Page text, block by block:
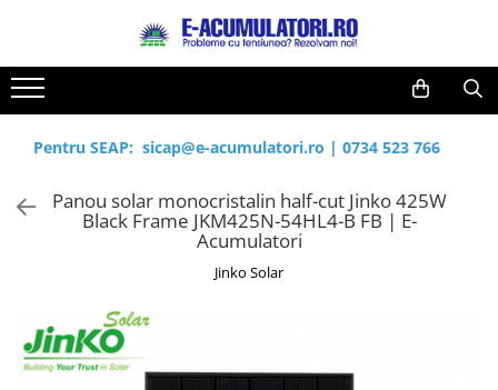
Toate Produsele
Acumulatori, Baterii si Incarcatoare
Uzuale
Baterii alcaline
Baterii litiu
Baterii auditive
Accesorii baterii
Baterii Industriale
Reduceri de vara
Cabluri
Acumulatori
Prelungitoare
Panouri fotovoltaice
Statii de incarcare EV
UPS
Pentru SEAP: sicap@e-acumulatori.ro | 0734 523 766
Panou solar monocristalin half-cut Jinko 425W
Black Frame JKM425N-54HL4-B FB | E-
Acumulatori
Jinko Solar